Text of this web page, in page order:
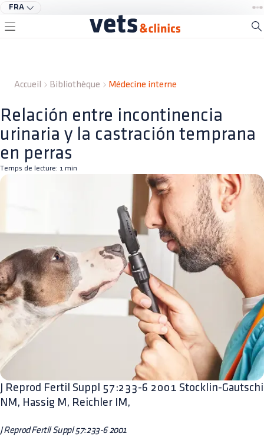
FRA
Accueil Bibliothèque Médecine interne
Relación entre incontinencia
urinaria y la castración temprana
en perras
Temps de lecture: 1 min
J Reprod Fertil Suppl 57:233-6 2001 Stocklin-Gautschi
NM, Hassig M, Reichler IM,
J Reprod Fertil Suppl 57:233-6 2001